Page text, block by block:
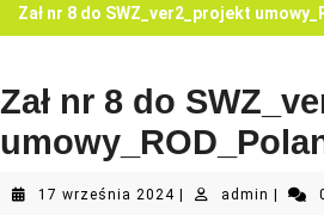
Zał nr 8 do SWZ_ver2_projekt
Zał nr 8 do
17 września 202417
admin admin